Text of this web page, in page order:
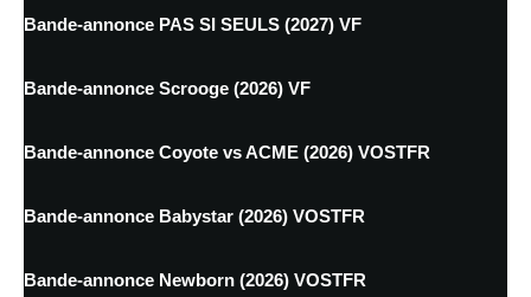
Bande-annonce PAS SI SEULS (2027) VF
Bande-annonce Scrooge (2026) VF
Bande-annonce Coyote vs ACME (2026) VOSTFR
Bande-annonce Babystar (2026) VOSTFR
Bande-annonce Newborn (2026) VOSTFR